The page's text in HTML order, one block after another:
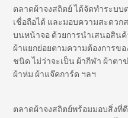
ตลาดผ้าจงสถิตย์ ได้จัดทำระบ
เชื่อถือได้ และมอบความสะดวก
บนหน้าจอ ด้วยการนำเสนอสินค้
ผ้าแยกย่อยตามความต้องการข
ชนิด ไม่ว่าจะเป็น ผ้ากีฬา ผ้าตา
ผ้าห่ม ผ้าแจ๊คการ์ด ฯลฯ
ตลาดผ้าจงสถิตย์พร้อมมอบสิ่งที่